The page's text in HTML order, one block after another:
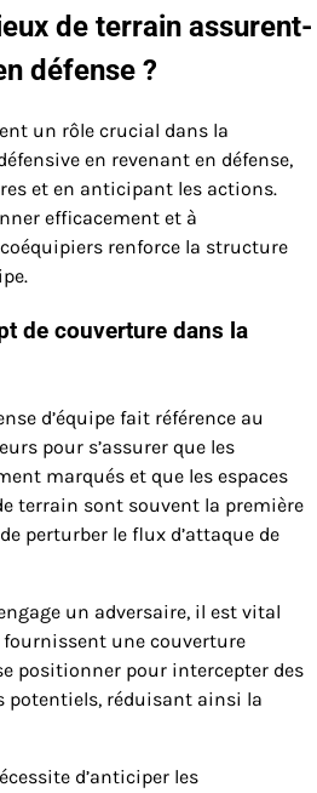
de terrain assurent-
défense ?
un rôle crucial dans la
en revenant en défense,
et en anticipant les actions.
efficacement et à
renforce la structure
de couverture dans la
d’équipe fait référence au
pour s’assurer que les
marqués et que les espaces
terrain sont souvent la première
perturber le flux d’attaque de
un adversaire, il est vital
une couverture
positionner pour intercepter des
potentiels, réduisant ainsi la
d’anticiper les